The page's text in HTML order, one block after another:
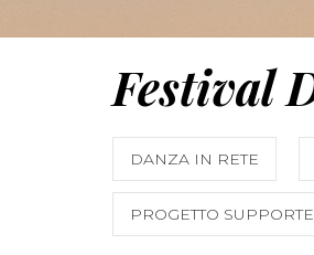
Festival
DANZA IN RETE
PROGETTO